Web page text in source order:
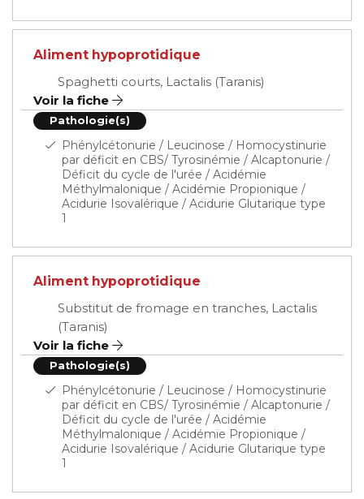
Aliment hypoprotidique
Spaghetti courts, Lactalis (Taranis)
Voir la fiche
Pathologie(s)
Phénylcétonurie / Leucinose / Homocystinurie
par déficit en CBS/ Tyrosinémie / Alcaptonurie /
Déficit du cycle de l'urée / Acidémie
Méthylmalonique / Acidémie Propionique /
Acidurie Isovalérique / Acidurie Glutarique type
1
Aliment hypoprotidique
Substitut de fromage en tranches, Lactalis
(Taranis)
Voir la fiche
Pathologie(s)
Phénylcétonurie / Leucinose / Homocystinurie
par déficit en CBS/ Tyrosinémie / Alcaptonurie /
Déficit du cycle de l'urée / Acidémie
Méthylmalonique / Acidémie Propionique /
Acidurie Isovalérique / Acidurie Glutarique type
1